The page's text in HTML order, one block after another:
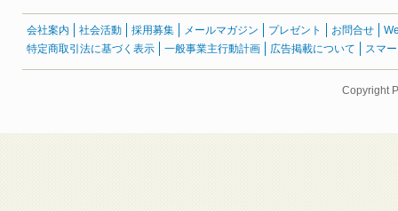
会社案内 社会活動 採用募集 メールマガジン プレゼント お問合せ
特定商取引法に基づく表示
一般事業主行動計画 広告掲載について スマ
Copyright